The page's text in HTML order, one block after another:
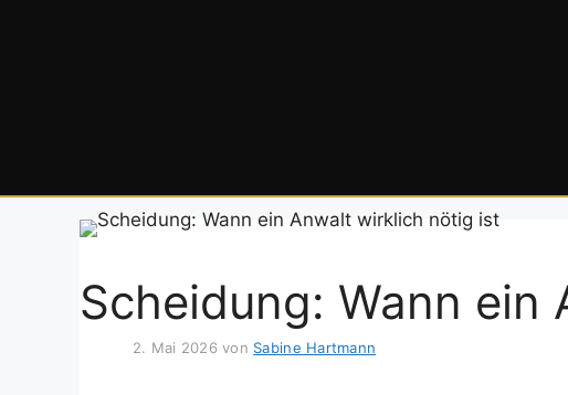
Scheidung: Wann
2. Mai 2026 von Sabine Hartmann